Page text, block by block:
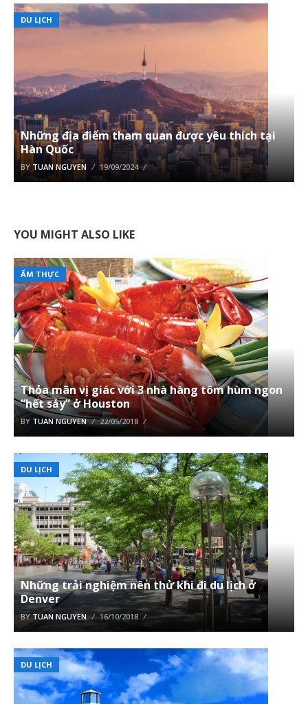
DU LỊCH
Những địa điểm tham quan được yêu thích tại
Hàn Quốc
BY TUAN NGUYEN 19/09/2024
YOU MIGHT ALSO LIKE
ẨM THỰC
Thỏa mãn vị giác với 3 nhà hàng tôm hùm ngon
“hết sảy” ở Houston
BY TUAN NGUYEN 22/05/2018
DU LỊCH
Những trải nghiệm nên thử khi đi du lịch ở
Denver
BYTUAN NGUYEN 16/10/2018
DU LỊCH